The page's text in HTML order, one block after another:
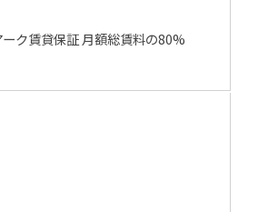
ク賃貸保証 月額総賃料の80%